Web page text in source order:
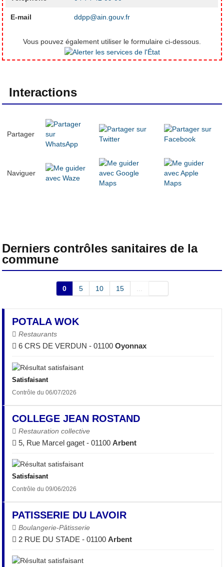
E-mail ddpp@ain.gouv.fr
Vous pouvez également utiliser le formulaire ci-dessous.
Interactions
Partager
Naviguer
Derniers contrôles sanitaires de la
commune
0 5 10 15 ...
POTALA WOK
Restaurants
6 CRS DE VERDUN - 01100Oyonnax
Satisfaisant
Contrôle du 06/07/2026
COLLEGE JEAN ROSTAND
Restauration collective
5, Rue Marcel gaget - 01100Arbent
Satisfaisant
Contrôle du 09/06/2026
PATISSERIE DU LAVOIR
Boulangerie-Pâtisserie
2 RUE DU STADE - 01100Arbent